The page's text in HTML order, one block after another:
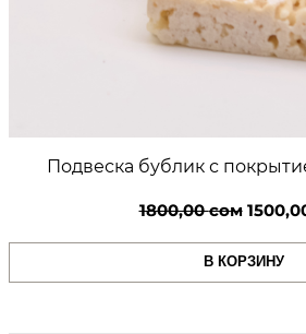
Подвеска бублик с
1800,00сом
В КОРЗИНУ